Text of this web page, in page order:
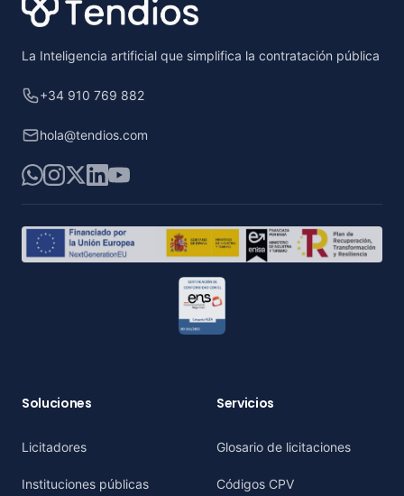
La Inteligencia artificial que simplifica la contratación pública
+34 910 769 882
hola@tendios.com
WhatsApp
Instagram
X LinkedIn
YouTube
Soluciones
Licitadores
Instituciones públicas
Servicios
Glosario de licitaciones
Códigos CPV